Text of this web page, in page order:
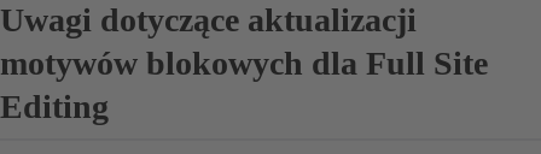
Uwagi dotyczące aktualizacji
motywów blokowych dla Full Site
Editing